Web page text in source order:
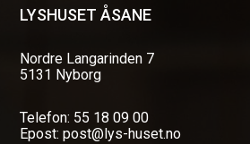
LYSHUSET ÅSANE
Nordre Langarinden 7
5131 Nyborg
Telefon: 55 18 09 00
Epost: post@lys-huset.no